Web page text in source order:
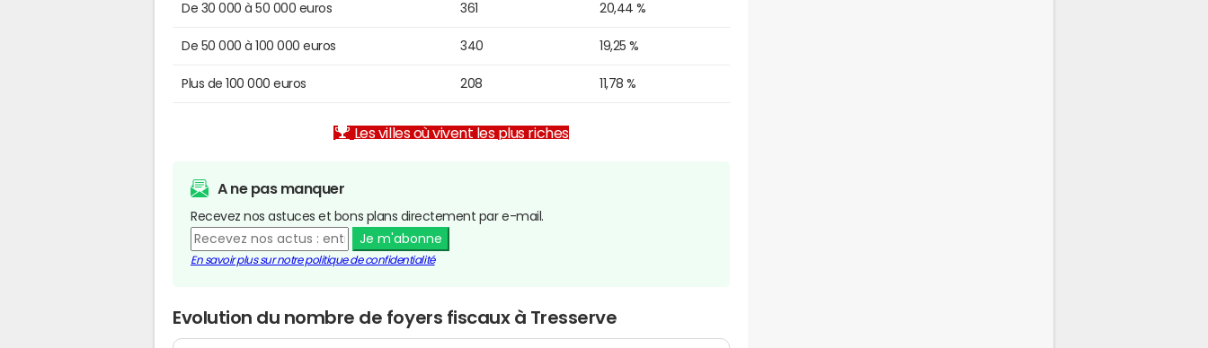
De 30 000 à 50 000 euros 361 20,44 %
De 50 000 à 100 000 euros 340 19,25 %
Plus de 100 000 euros 208 11,78 %
Les villes où vivent les plus riches
A ne pas manquer
Recevez nos astuces et bons plans directement par e-mail.
Je m'abonne
En savoir plus sur notre politique de confidentialité
Evolution du nombre de foyers fiscaux à Tresserve